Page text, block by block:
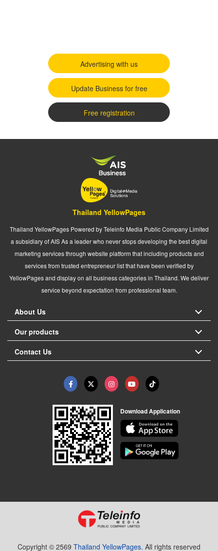
Advertising with us
Update Business for free
Free registration
Thailand YellowPages
Thailand YellowPages Powered by Teleinfo Media Public Company Limited
a subsidiary of AIS As a leader who never stops developing the best digital
marketing services through website platform that including products and
services from trusted entrepreneur list that have been verified by
YellowPages and display on all business categories in Thailand. We deliver
service beyond expectation from professional team.
About Us
Our products
Contact Us
Download Application
Copyright © 2569 Thailand YellowPages. All rights reserved